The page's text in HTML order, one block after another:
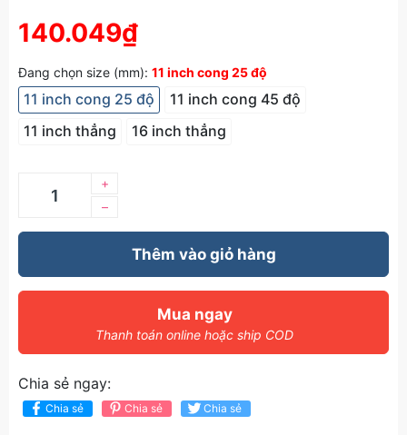
140.049₫
Đang chọn size (mm): 11 inch cong 25 độ
11 inch cong 25 độ
11 inch cong 45 độ
11 inch thẳng
16 inch thẳng
–
+
Thêm vào giỏ hàng
Mua ngay
Thanh toán online hoặc ship COD
Chia sẻ ngay:
Chia sẻ Chia sẻ Chia sẻ